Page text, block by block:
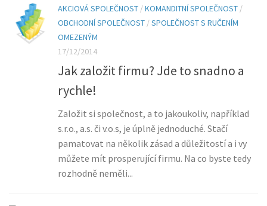
AKCIOVÁ SPOLEČNOST /KOMANDITNÍ SPOLEČNOST /
OBCHODNÍ SPOLEČNOST /SPOLEČNOST S RUČENÍM
OMEZENÝM
17/12/2014
Jak založit firmu? Jde to snadno a
rychle!
Založit si společnost, a to jakoukoliv, například
s.r.o., a.s. či v.o.s, je úplně jednoduché. Stačí
pamatovat na několik zásad a důležitostí a i vy
můžete mít prosperující firmu. Na co byste tedy
rozhodně neměli...